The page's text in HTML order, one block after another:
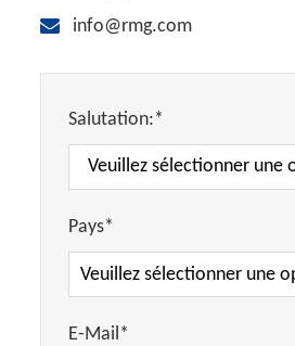
info@rmg.com
Salutation:*
Pays*
E-Mail*